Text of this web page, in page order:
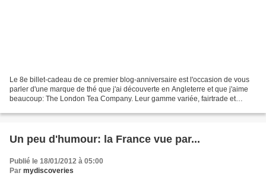
Le 8e billet-cadeau de ce premier blog-anniversaire est l'occasion de vous
parler d'une marque de thé que j'ai découverte en Angleterre et que j'aime
beaucoup: The London Tea Company. Leur gamme variée, fairtrade et
Un peu d'humour: la France vue par...
Publié le 18/01/2012 à 05:00
Par mydiscoveries